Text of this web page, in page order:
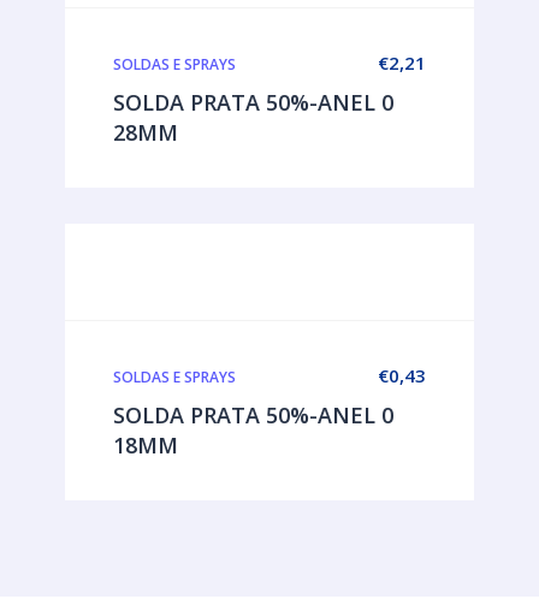
€2,21
SOLDAS E SPRAYS
SOLDA PRATA 50%-ANEL 0
28MM
€0,43
SOLDAS E SPRAYS
SOLDA PRATA 50%-ANEL 0
18MM